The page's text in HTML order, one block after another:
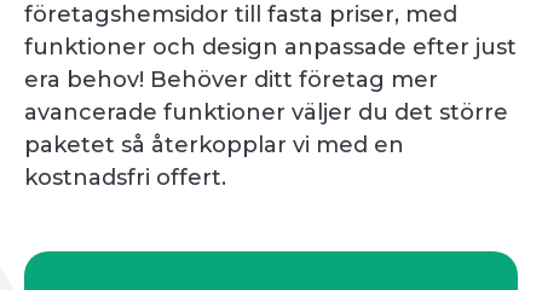
företagshemsidor till fasta priser, med
funktioner och design anpassade efter just
era behov! Behöver ditt företag mer
avancerade funktioner väljer du det större
paketet så återkopplar vi med en
kostnadsfri offert.